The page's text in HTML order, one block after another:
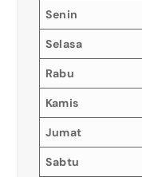
Senin
Selasa
Rabu
Kamis
Jumat
Sabtu